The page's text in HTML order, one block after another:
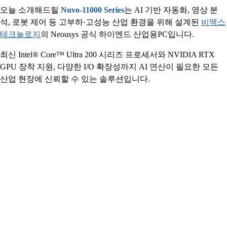
오늘 소개해드릴 Nuvo-11000 Series는 AI 기반 자동화, 영상 분
석, 로봇 제어 등 고부하·고성능 산업 환경을 위해 설계된 비맥스
테크놀로지 의 Neousys 공식 하이엔드 산업용PC입니다.
최신 Intel® Core™ Ultra 200 시리즈 프로세서와 NVIDIA RTX
GPU 장착 지원, 다양한 I/O 확장성까지 AI 연산이 필요한 모든
산업 현장에 신뢰할 수 있는 솔루션입니다.